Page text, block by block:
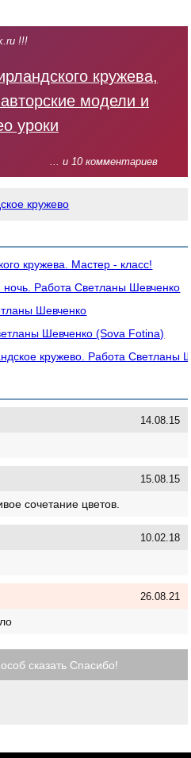
!!!
кружева,
модели и
уроки
... и 10 комментариев
кружево
кружева. Мастер - класс!
Работа Светланы Шевченко
Шевченко
Шевченко (Sova Fotina)
кружево. Работа Светланы
14.08.15
15.08.15
сочетание цветов.
10.02.18
26.08.21
сказать Спасибо!